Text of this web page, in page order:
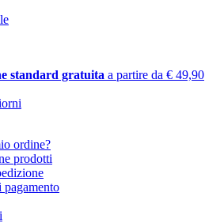
standard gratuita a partire da € 49,90
ordine?
prodotti